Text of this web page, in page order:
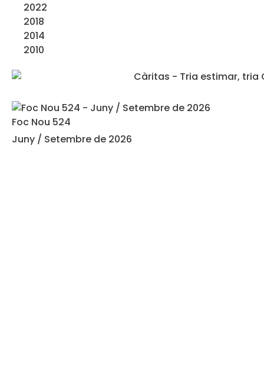
2022
2018
2014
2010
Foc Nou 524
Juny / Setembre de 2026